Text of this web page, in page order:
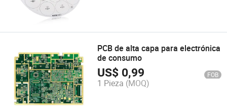
PCB de alta capa para electrónica
de consumo
US$ 0,99 FOB
1 Pieza (MOQ)